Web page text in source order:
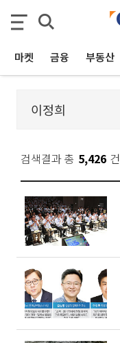
마켓 금융 부동산
검색결과 총 5,426 건